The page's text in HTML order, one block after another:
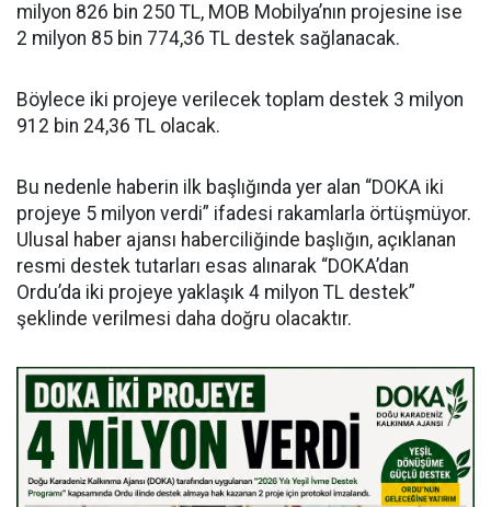
milyon 826 bin 250 TL, MOB Mobilya’nın projesine ise
2 milyon 85 bin 774,36 TL destek sağlanacak.
Böylece iki projeye verilecek toplam destek 3 milyon
912 bin 24,36 TL olacak.
Bu nedenle haberin ilk başlığında yer alan “DOKA iki
projeye 5 milyon verdi” ifadesi rakamlarla örtüşmüyor.
Ulusal haber ajansı haberciliğinde başlığın, açıklanan
resmi destek tutarları esas alınarak “DOKA’dan
Ordu’da iki projeye yaklaşık 4 milyon TL destek”
şeklinde verilmesi daha doğru olacaktır.